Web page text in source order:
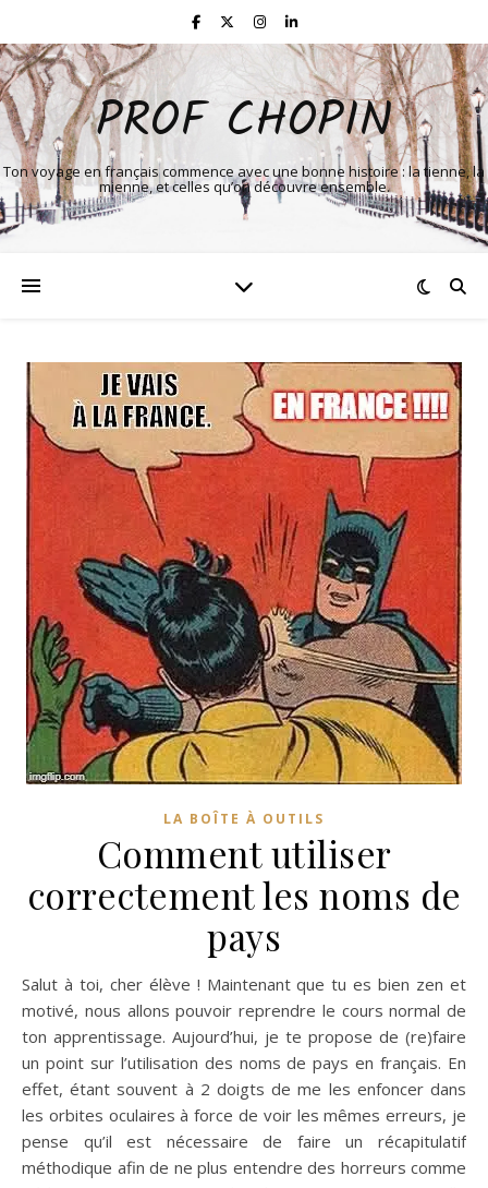
PROF CHOPIN
Ton voyage en français commence avec une bonne histoire : la tienne, la
mienne, et celles qu’on découvre ensemble.
LA BOÎTE À OUTILS
Comment utiliser
correctement les noms de
pays
Salut à toi, cher élève ! Maintenant que tu es bien zen et
motivé, nous allons pouvoir reprendre le cours normal de
ton apprentissage. Aujourd’hui, je te propose de (re)faire
un point sur l’utilisation des noms de pays en français. En
effet, étant souvent à 2 doigts de me les enfoncer dans
les orbites oculaires à force de voir les mêmes erreurs, je
pense qu’il est nécessaire de faire un récapitulatif
méthodique afin de ne plus entendre des horreurs comme